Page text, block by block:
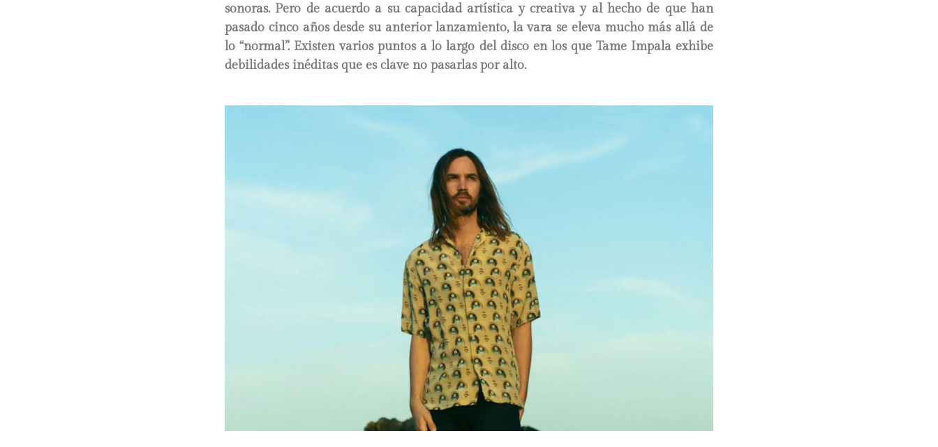
sonoras. Pero de acuerdo a su capacidad artística y creativa y al hecho de que han
pasado cinco años desde su anterior lanzamiento, la vara se eleva mucho más allá de
lo “normal”. Existen varios puntos a lo largo del disco en los que Tame Impala exhibe
debilidades inéditas que es clave no pasarlas por alto.